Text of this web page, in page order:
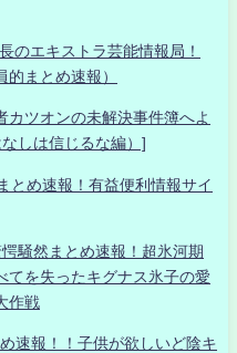
のエキストラ芸能情報局！
的まとめ速報）
カツオンの未解決事件簿へよ
しは信じるな編）]
め速報！有益便利情報サイ
騒然まとめ速報！超氷河期
てを失ったキグナス氷子の愛
作戦
速報！！子供が欲しいど陰キ